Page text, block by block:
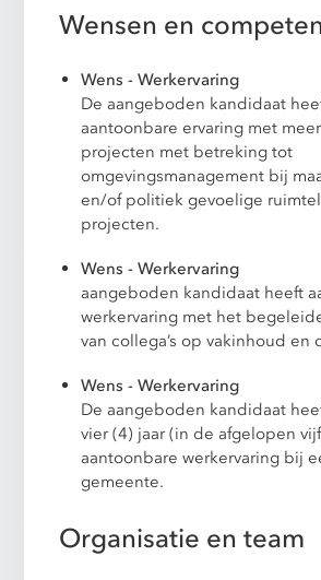
Wensen en
Wens - Werkervaring
De aangeboden kandidaat
aantoonbare ervaring met
projecten met betreking tot
omgevingsmanagement bij
en/of politiek gevoelige
projecten.
Wens - Werkervaring
aangeboden kandidaat heeft
werkervaring met het
van collega’s op vakinhoud en
Wens - Werkervaring
De aangeboden kandidaat
vier (4) jaar (in de afgelopen
aantoonbare werkervaring bij
gemeente.
Organisatie en team